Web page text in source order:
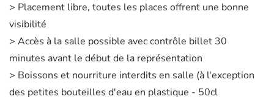
> Placement libre, toutes les places offrent une bonne
visibilité
> Accès à la salle possible avec contrôle billet 30
minutes avant le début de la représentation
> Boissons et nourriture interdits en salle (à l'exception
des petites bouteilles d'eau en plastique - 50cl